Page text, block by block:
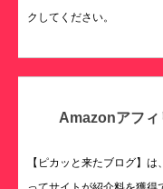
クしてください。
Amazonアフィ
【ピカッと来たブログ】